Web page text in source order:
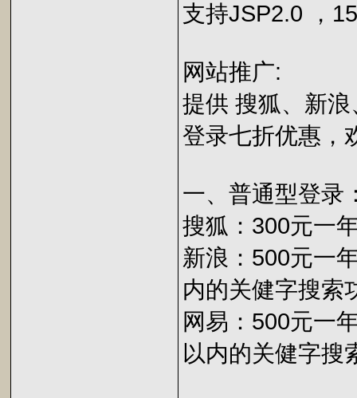
支持JSP2.0 ，
网站推广:
提供 搜狐、新
登录七折优惠，
一、普通型登录
搜狐：300元一
新浪：500元一
内的关健字搜索
网易：500元一
以内的关健字搜